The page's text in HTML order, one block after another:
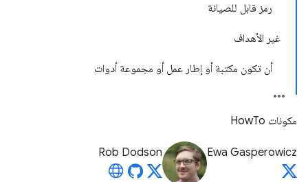
رمز قابل للصيانة
غير الأهداف
أن تكون مكتبة أو إطار عمل أو مجموعة أدوات
مكونات HowTo
Ewa Gasperowicz
Rob Dodson